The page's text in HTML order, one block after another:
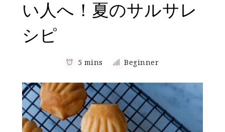
い人へ！夏のサルサレ
シピ
5 mins Beginner